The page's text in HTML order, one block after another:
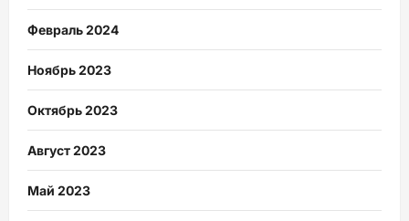
Февраль 2024
Ноябрь 2023
Октябрь 2023
Август 2023
Май 2023